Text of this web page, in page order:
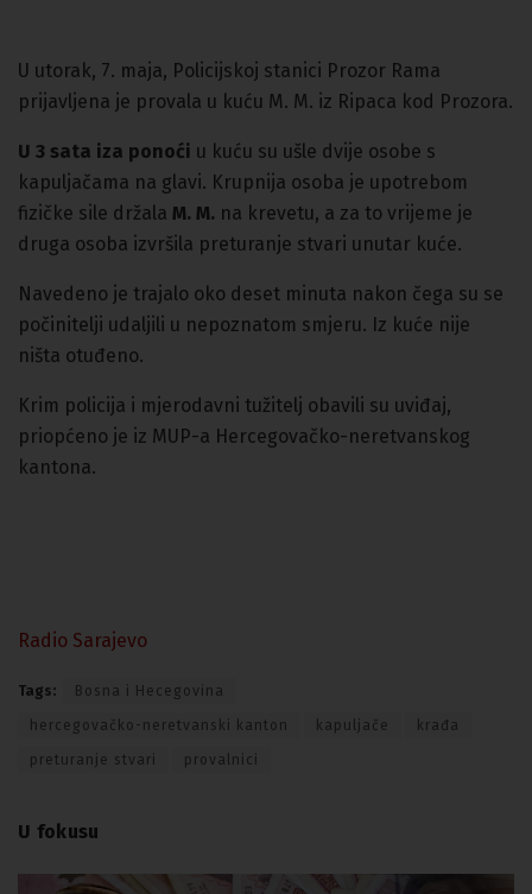
U utorak, 7. maja, Policijskoj stanici Prozor Rama
prijavljena je provala u kuću M. M. iz Ripaca kod Prozora.
U 3 sata iza ponoći u kuću su ušle dvije osobe s
kapuljačama na glavi. Krupnija osoba je upotrebom
fizičke sile držala M. M. na krevetu, a za to vrijeme je
druga osoba izvršila preturanje stvari unutar kuće.
Navedeno je trajalo oko deset minuta nakon čega su se
počinitelji udaljili u nepoznatom smjeru. Iz kuće nije
ništa otuđeno.
Krim policija i mjerodavni tužitelj obavili su uviđaj,
priopćeno je iz MUP-a Hercegovačko-neretvanskog
kantona.
Radio Sarajevo
Tags: Bosna i Hecegovina
hercegovačko-neretvanski kanton kapuljače krađa
preturanje stvari provalnici
U fokusu